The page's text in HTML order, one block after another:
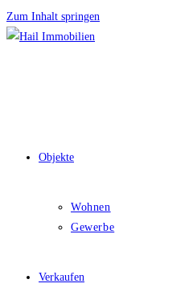
Zum Inhalt springen
Objekte
Wohnen
Gewerbe
Verkaufen